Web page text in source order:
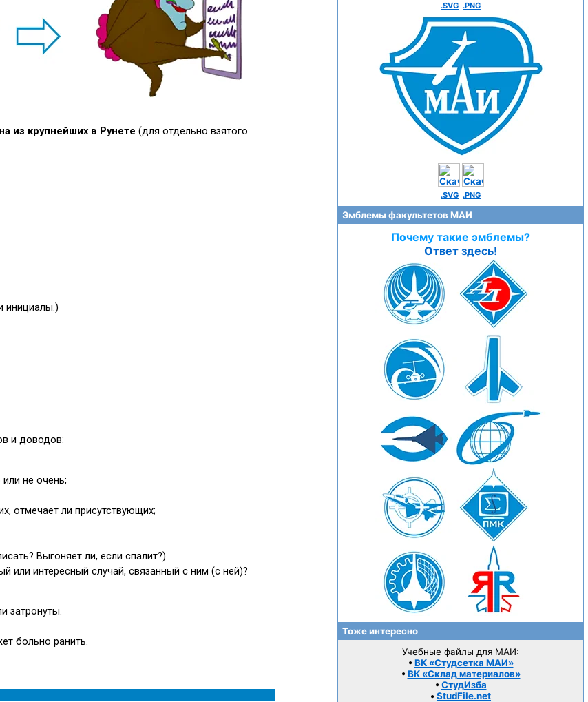
.SVG .PNG
.SVG .PNG
Эмблемы факультетов МАИ
Почему такие эмблемы?
Ответ здесь!
Тоже интересно
Учебные файлы для МАИ:
• ВК «Студсетка МАИ»
• ВК «Склад материалов»
• СтудИзба
• StudFile.net